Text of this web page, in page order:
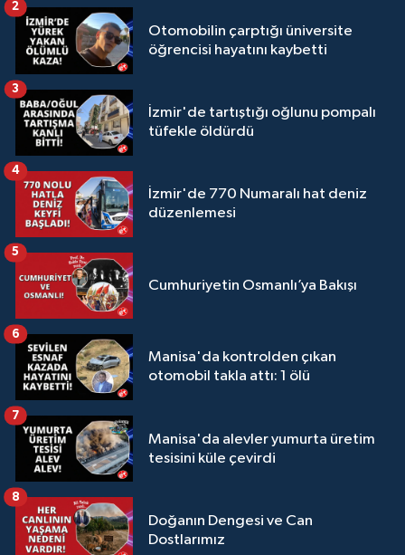
Otomobilin çarptığı üniversite
öğrencisi hayatını kaybetti
2
İzmir'de tartıştığı oğlunu pompalı
tüfekle öldürdü
3
İzmir'de 770 Numaralı hat deniz
düzenlemesi
4
Cumhuriyetin Osmanlı’ya Bakışı
5
Manisa'da kontrolden çıkan
otomobil takla attı: 1 ölü
6
Manisa'da alevler yumurta üretim
tesisini küle çevirdi
7
Doğanın Dengesi ve Can
Dostlarımız
8